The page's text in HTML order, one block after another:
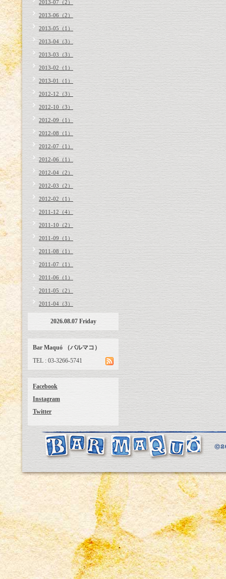
2013-07（2）
2013-06（2）
2013-05（1）
2013-04（3）
2013-03（3）
2013-02（1）
2013-01（1）
2012-12（3）
2012-10（3）
2012-09（1）
2012-08（1）
2012-07（1）
2012-06（1）
2012-04（2）
2012-03（2）
2012-02（1）
2011-12（4）
2011-10（2）
2011-09（1）
2011-08（1）
2011-07（1）
2011-06（1）
2011-05（2）
2011-04（3）
2026.08.07 Friday
Bar Maquó （バルマコ）
TEL : 03-3266-5741
Facebook
Instagram
Twitter